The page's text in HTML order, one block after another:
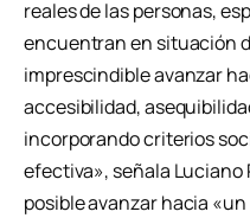
reales de las personas,
encuentran en situación
imprescindible avanzar
accesibilidad,
incorporando criterios
efectiva», señala Luciano
posible avanzar hacia